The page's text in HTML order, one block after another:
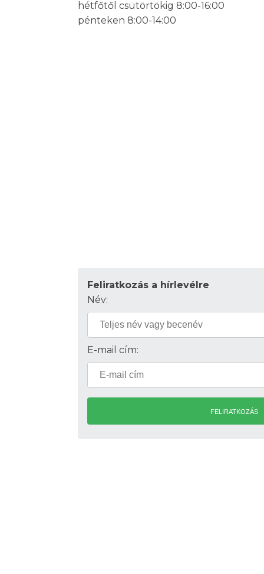
hétfőtől csütörtökig 8:00-16:00
pénteken 8:00-14:00
Feliratkozás a hírlevélre
Név:
E-mail cím:
FELIRATKOZÁS